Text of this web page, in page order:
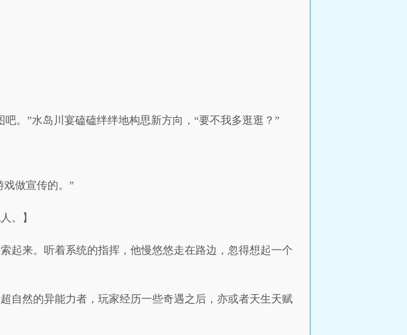
。”水岛川宴磕磕绊绊地构思新方向，“要不我多逛逛？”
戏做宣传的。”
。】
起来。听着系统的指挥，他慢悠悠走在路边，忽得想起一个
自然的异能力者，玩家经历一些奇遇之后，亦或者天生天赋